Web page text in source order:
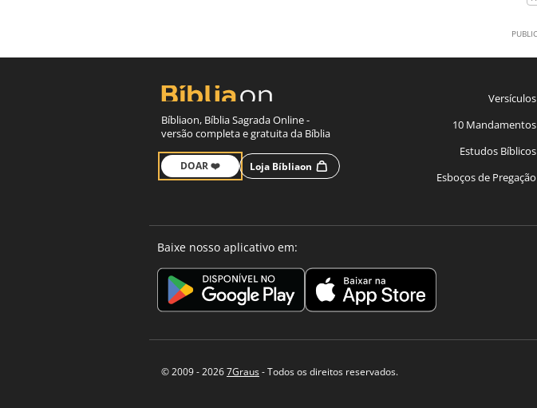
Bíbliaon, Bíblia Sagrada Online -
versão completa e gratuita da Bíblia
DOAR ❤️ Loja Bíbliaon
Versículos
10 Mandamentos
Estudos Bíblicos
Esboços de Pregação
Baixe nosso aplicativo em:
© 2009 - 20267Graus- Todos os direitos reservados.